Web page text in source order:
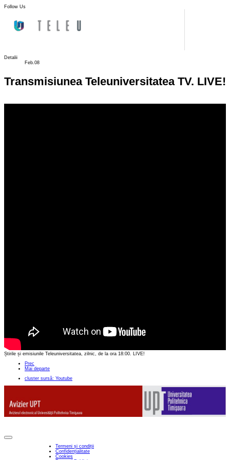
Follow Us
Detalii
Feb.08
Transmisiunea Teleuniversitatea TV. LIVE!
Știrile și emisiunile Teleuniversitatea, zilnic, de la ora 18:00. LIVE!
Prec
Mai departe
cluster sursă: Youtube
Termeni și condiții
Confidențialitate
Cookies